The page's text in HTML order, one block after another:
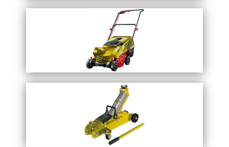
Силовое оборудование
Перейти в каталог
Запросить прайс
Садовая техника
Перейти в каталог
Запросить прайс